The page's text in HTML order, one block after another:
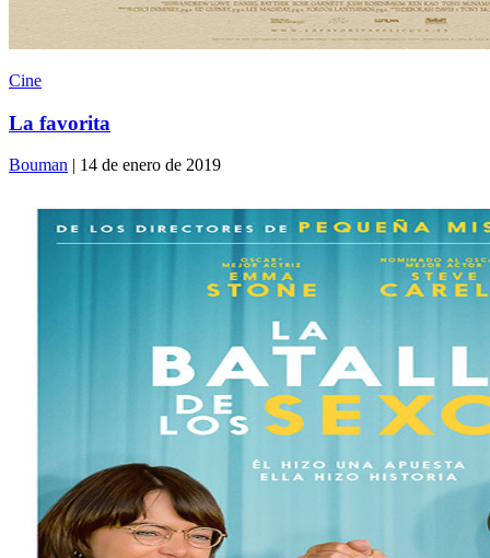
Cine
La favorita
Bouman | 14 de enero de 2019